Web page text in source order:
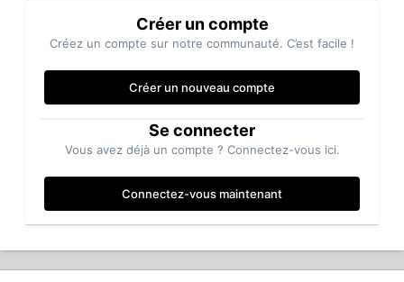
Créer un compte
Créez un compte sur notre communauté. C’est facile !
Créer un nouveau compte
Se connecter
Vous avez déjà un compte ? Connectez-vous ici.
Connectez-vous maintenant